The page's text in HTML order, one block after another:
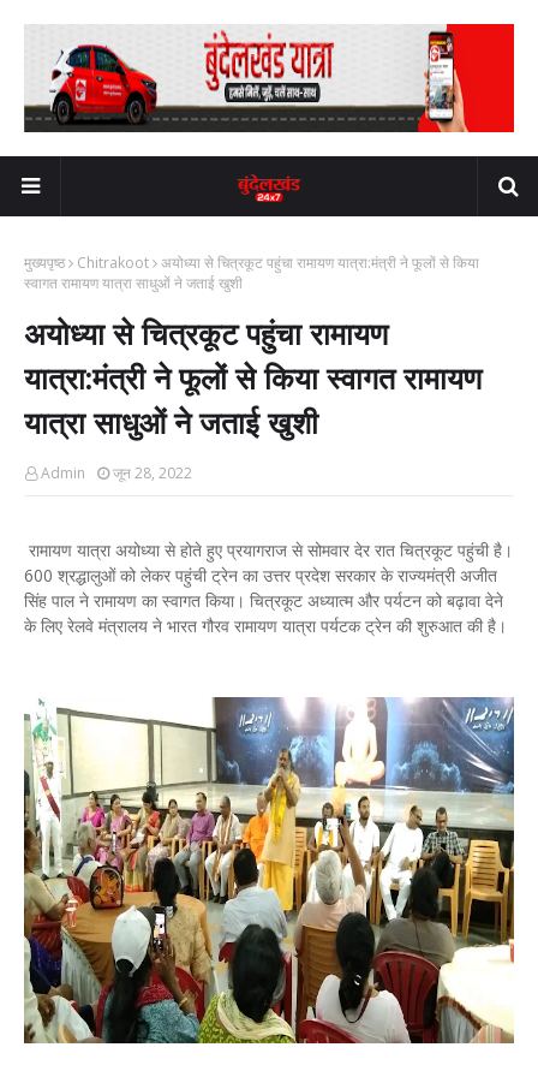
मुख्यपृष्ठ Chitrakoot अयोध्या से चित्रकूट पहुंचा रामायण यात्रा:मंत्री ने फूलों से किया
स्वागत रामायण यात्रा साधुओं ने जताई खुशी
अयोध्या से चित्रकूट पहुंचा रामायण
यात्रा:मंत्री ने फूलों से किया स्वागत रामायण
यात्रा साधुओं ने जताई खुशी
Admin जून 28, 2022
रामायण यात्रा अयोध्या से होते हुए प्रयागराज से सोमवार देर रात चित्रकूट पहुंची है।
600 श्रद्धालुओं को लेकर पहुंची ट्रेन का उत्तर प्रदेश सरकार के राज्यमंत्री अजीत
सिंह पाल ने रामायण का स्वागत किया। चित्रकूट अध्यात्म और पर्यटन को बढ़ावा देने
के लिए रेलवे मंत्रालय ने भारत गौरव रामायण यात्रा पर्यटक ट्रेन की शुरुआत की है।